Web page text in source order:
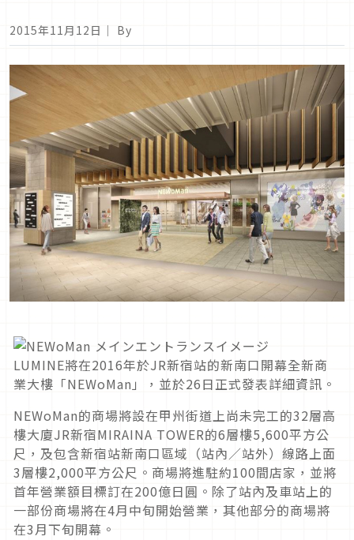
2015年11月12日 ｜ By
LUMINE將在2016年於JR新宿站的新南口開幕全新商
業大樓「NEWoMan」，並於26日正式發表詳細資訊。
NEWoMan的商場將設在甲州街道上尚未完工的32層高
樓大廈JR新宿MIRAINA TOWER的6層樓5,600平方公
尺，及包含新宿站新南口區域（站內／站外）線路上面
3層樓2,000平方公尺。商場將進駐約100間店家，並將
首年營業額目標訂在200億日圓。除了站內及車站上的
一部份商場將在4月中旬開始營業，其他部分的商場將
在3月下旬開幕。